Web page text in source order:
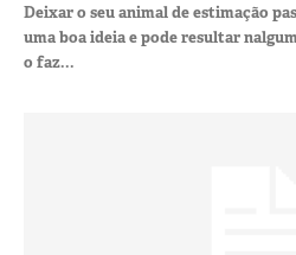
Deixar o seu animal de estimação
uma boa ideia e pode resultar
o faz...